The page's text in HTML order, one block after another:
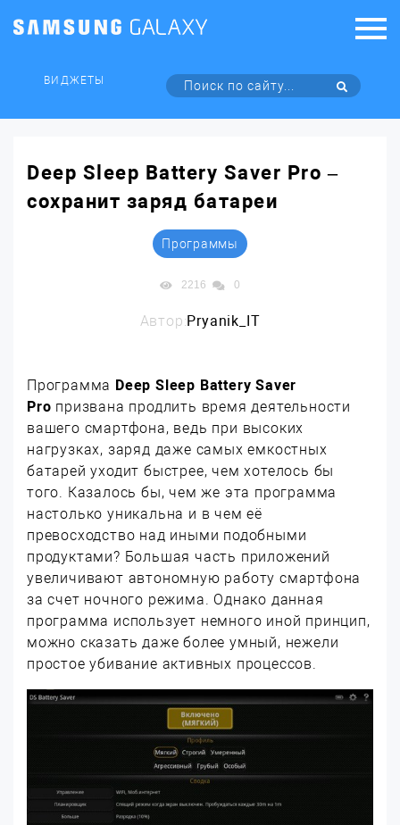
ВИДЖЕТЫ
Deep Sleep Battery Saver Pro –
сохранит заряд батареи
Программы
2216 0
Автор:Pryanik_IT
Программа Deep Sleep Battery Saver
Pro призвана продлить время деятельности
вашего смартфона, ведь при высоких
нагрузках, заряд даже самых емкостных
батарей уходит быстрее, чем хотелось бы
того. Казалось бы, чем же эта программа
настолько уникальна и в чем её
превосходство над иными подобными
продуктами? Большая часть приложений
увеличивают автономную работу смартфона
за счет ночного режима. Однако данная
программа использует немного иной принцип,
можно сказать даже более умный, нежели
простое убивание активных процессов.